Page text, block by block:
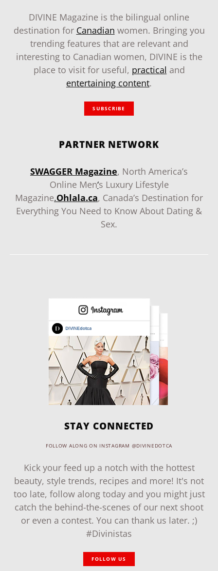
DIVINE Magazine is the bilingual online
destination for Canadian women. Bringing you
trending features that are relevant and
interesting to Canadian women, DIVINE is the
place to visit for useful, practical and
entertaining content.
SUBSCRIBE
PARTNER NETWORK
SWAGGER Magazine, North America’s
Online Men‘s Luxury Lifestyle
Magazine.Ohlala.ca, Canada’s Destination for
Everything You Need to Know About Dating &
Sex.
STAY CONNECTED
FOLLOW ALONG ON INSTAGRAM @DIVINEDOTCA
Kick your feed up a notch with the hottest
beauty, style trends, recipes and more! It's not
too late, follow along today and you might just
catch the behind-the-scenes of our next shoot
or even a contest. You can thank us later. ;)
#Divinistas
FOLLOW US